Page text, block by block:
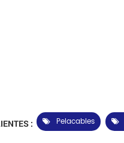
: Pelacables